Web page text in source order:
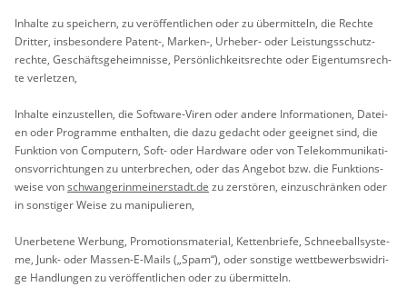
In­hal­te zu spei­chern, zu ver­öf­fent­li­chen oder zu über­mit­teln, die Rech­te
Drit­ter, ins­be­son­de­re Pa­tent-, Mar­ken-, Ur­he­ber- oder Leis­tungs­schutz­
rech­te, Ge­schäfts­ge­heim­nis­se, Per­sön­lich­keits­rech­te oder Ei­gen­tums­rech­
te ver­let­zen,
In­hal­te ein­zu­stel­len, die Soft­ware-Viren oder an­de­re In­for­ma­tio­nen, Da­tei­
en oder Pro­gram­me ent­hal­ten, die dazu ge­dacht oder ge­eig­net sind, die
Funk­ti­on von Com­pu­tern, Soft- oder Hard­ware oder von Te­le­kom­mu­ni­ka­ti­
ons­vor­rich­tun­gen zu un­ter­bre­chen, oder das An­ge­bot bzw. die Funk­ti­ons­
wei­se vonschwan­ge­rin­mei­ner­stadt.de zu zer­stö­ren, ein­zu­schrän­ken oder
in sons­ti­ger Weise zu ma­ni­pu­lie­ren,
Un­er­be­te­ne Wer­bung, Pro­mo­ti­ons­ma­te­ri­al, Ket­ten­brie­fe, Schnee­ball­sys­te­
me, Junk- oder Mas­sen-E-Mails („Spam“), oder sons­ti­ge wett­be­werbs­wid­ri­
ge Hand­lun­gen zu ver­öf­fent­li­chen oder zu über­mit­teln.